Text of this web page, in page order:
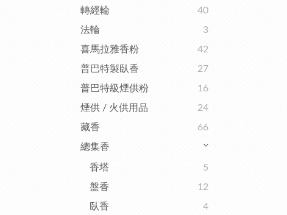
轉經輪
40
法輪
3
喜馬拉雅香粉
42
普巴特製臥香
27
普巴特級煙供粉
16
煙供 / 火供用品
24
藏香
66
總集香
香塔
5
盤香
12
臥香
4